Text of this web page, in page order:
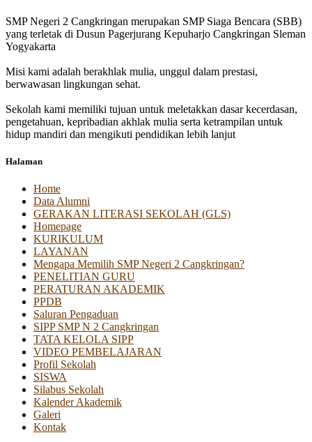
SMP Negeri 2 Cangkringan merupakan SMP Siaga Bencara (SBB)
yang terletak di Dusun Pagerjurang Kepuharjo Cangkringan Sleman
Yogyakarta
Misi kami adalah berakhlak mulia, unggul dalam prestasi,
berwawasan lingkungan sehat.
Sekolah kami memiliki tujuan untuk meletakkan dasar kecerdasan,
pengetahuan, kepribadian akhlak mulia serta ketrampilan untuk
hidup mandiri dan mengikuti pendidikan lebih lanjut
Halaman
Home
Data Alumni
GERAKAN LITERASI SEKOLAH (GLS)
Homepage
KURIKULUM
LAYANAN
Mengapa Memilih SMP Negeri 2 Cangkringan?
PENELITIAN GURU
PERATURAN AKADEMIK
PPDB
Saluran Pengaduan
SIPP SMP N 2 Cangkringan
TATA KELOLA SIPP
VIDEO PEMBELAJARAN
Profil Sekolah
SISWA
Silabus Sekolah
Kalender Akademik
Galeri
Kontak